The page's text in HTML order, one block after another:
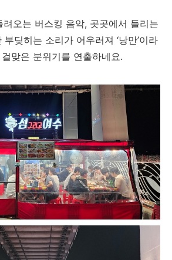
오는 버스킹 음악, 곳곳에서 들리는
딪히는 소리가 어우러져 ‘낭만’이라
맞은 분위기를 연출하네요.